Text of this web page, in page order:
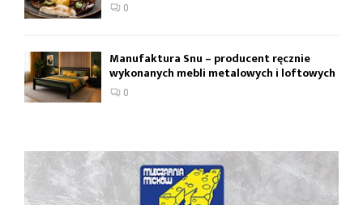
0
Manufaktura Snu – producent ręcznie
wykonanych mebli metalowych i loftowych
0